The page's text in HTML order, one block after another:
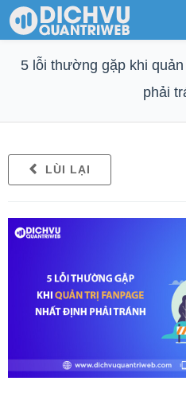
5 lỗi thường gặp khi
phải
LÙI LẠI